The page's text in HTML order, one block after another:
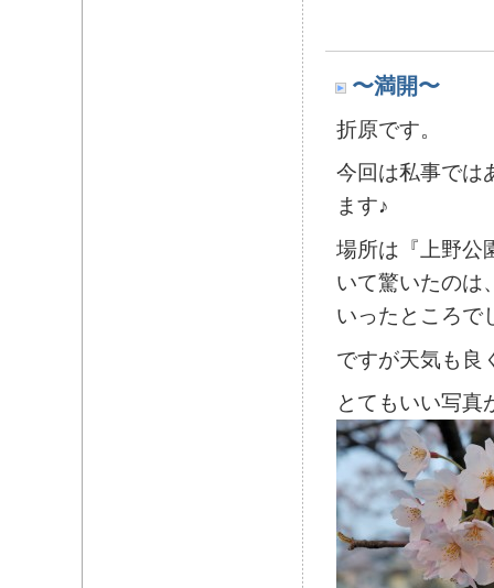
〜満開〜
折原です。
今回は私事では
ます♪
場所は『上野公
いて驚いたのは
いったところで
ですが天気も良
とてもいい写真